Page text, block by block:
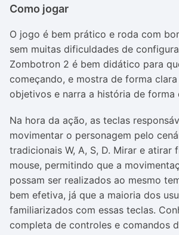
Como jogar
O jogo é bem prático e roda com
sem muitas dificuldades de
Zombotron 2 é bem didático para
começando, e mostra de forma
objetivos e narra a história de forma
Na hora da ação, as teclas
movimentar o personagem pelo
tradicionais W, A, S, D. Mirar e atirar
mouse, permitindo que a
possam ser realizados ao mesmo
bem efetiva, já que a maioria dos
familiarizados com essas teclas.
completa de controles e comandos